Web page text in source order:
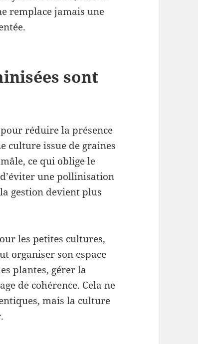
remplace jamais une
sont
réduire la présence
culture issue de graines
ce qui oblige le
une pollinisation
gestion devient plus
les petites cultures,
organiser son espace
plantes, gérer la
de cohérence. Cela ne
mais la culture